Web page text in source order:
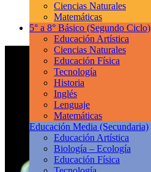
Ciencias Naturales
Matemáticas
5° a 8° Básico (Segundo Ciclo)
Educación Artística
Ciencias Naturales
Educación Física
Tecnología
Historia
Inglés
Lenguaje
Matemáticas
Educación Media (Secundaria)
Educación Artística
Biología – Ecología
Educación Física